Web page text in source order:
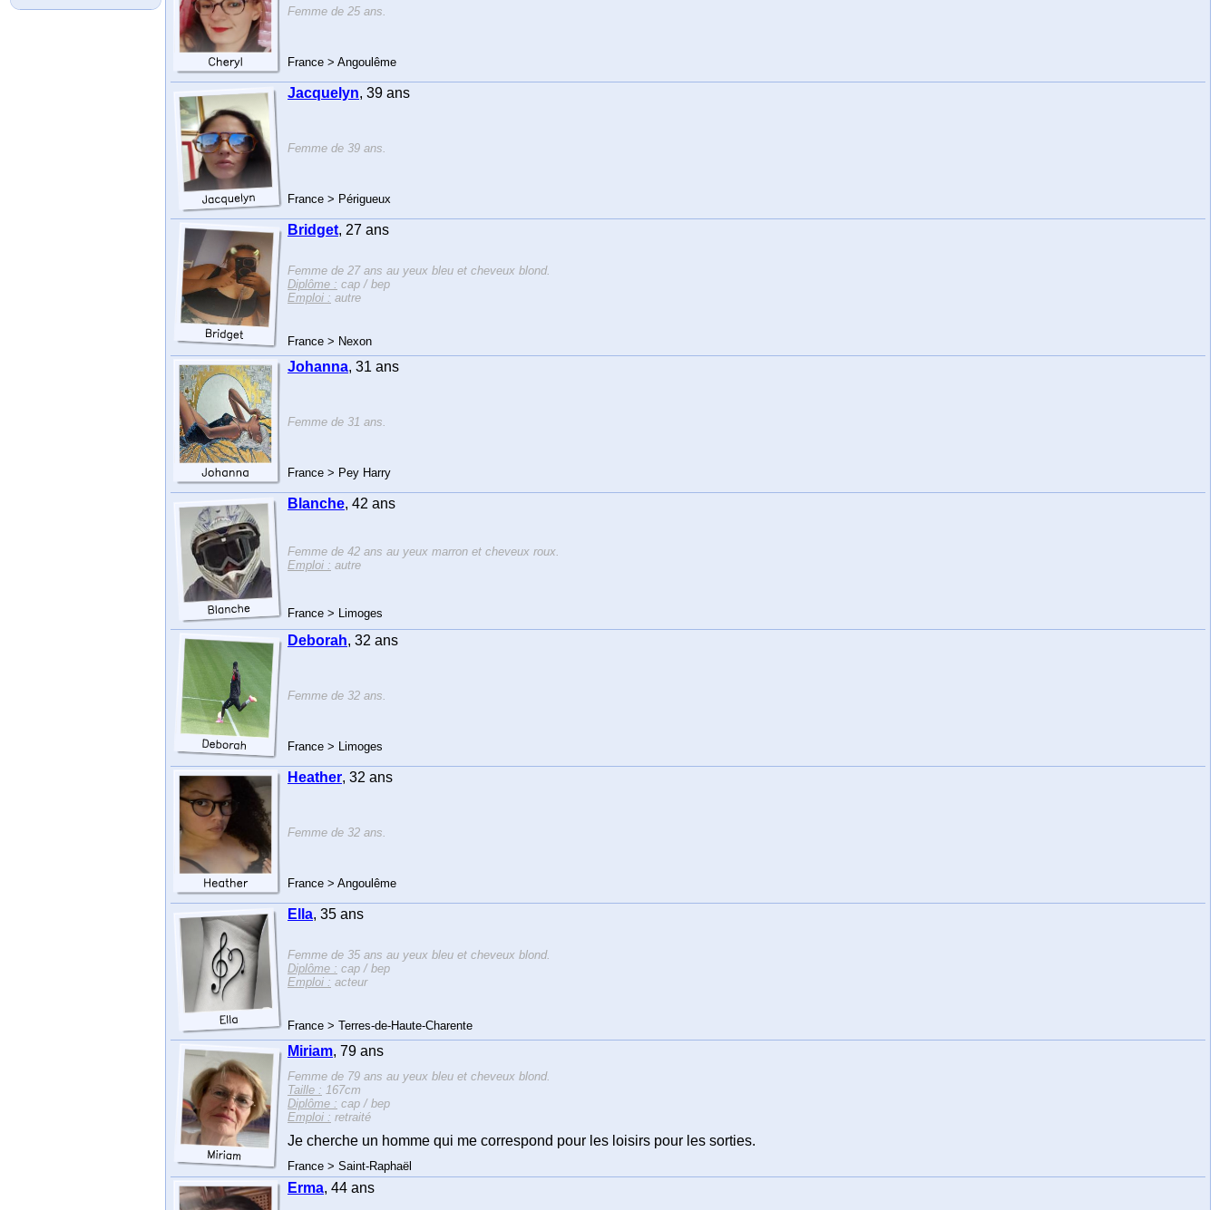
Femme de 25 ans.
France > Angoulême
Jacquelyn, 39 ans
Femme de 39 ans.
France > Périgueux
Bridget, 27 ans
Femme de 27 ans au yeux bleu et cheveux blond.
Diplôme : cap / bep
Emploi : autre
France > Nexon
Johanna, 31 ans
Femme de 31 ans.
France > Pey Harry
Blanche, 42 ans
Femme de 42 ans au yeux marron et cheveux roux.
Emploi : autre
France > Limoges
Deborah, 32 ans
Femme de 32 ans.
France > Limoges
Heather, 32 ans
Femme de 32 ans.
France > Angoulême
Ella, 35 ans
Femme de 35 ans au yeux bleu et cheveux blond.
Diplôme : cap / bep
Emploi : acteur
France > Terres-de-Haute-Charente
Miriam, 79 ans
Femme de 79 ans au yeux bleu et cheveux blond.
Taille : 167cm
Diplôme : cap / bep
Emploi : retraité
Je cherche un homme qui me correspond pour les loisirs pour les sorties.
France > Saint-Raphaël
Erma, 44 ans